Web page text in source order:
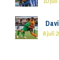
8 juli